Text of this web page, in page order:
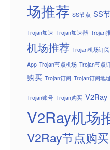
场推荐 SS节点 SS
Trojan加速 Trojan加速器 Trojan
机场推荐 Trojan机场订阅
App Trojan节点机场 Trojan节点
购买 Trojan订阅 Trojan订阅地
Trojan账号 Trojan购买 V2Ray
V2Ray机场
V2Ray节点购买